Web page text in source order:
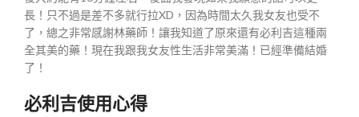
長！只不過是差不多就行拉XD，因為時間太久我女友也受不
了，總之非常感謝林藥師！讓我知道了原來還有必利吉這種兩
全其美的藥！現在我跟我女友性生活非常美滿！已經準備結婚
了！
必利吉使用心得